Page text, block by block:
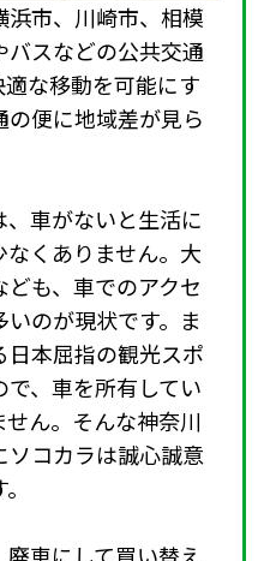
市、川崎市、相模
スなどの公共交通
な移動を可能にす
便に地域差が見ら
車がないと生活に
くありません。大
も、車でのアクセ
のが現状です。ま
日本屈指の観光スポ
、車を所有してい
ん。そんな神奈川
ソコカラは誠心誠意